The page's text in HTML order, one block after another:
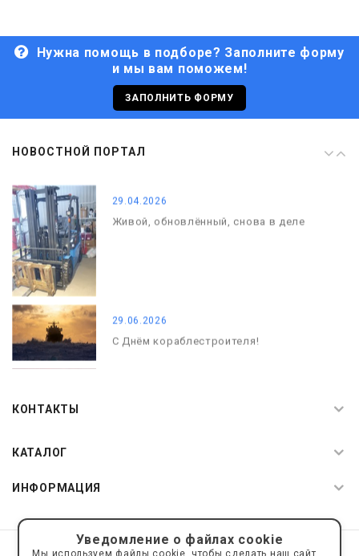
Нужна помощь в подборе? Заполните форму
и мы вам поможем!
ЗАПОЛНИТЬ ФОРМУ
НОВОСТНОЙ ПОРТАЛ
29.06.2026
С Днём кораблестроителя!
С Днём Победы. Память, которая с
29.04.2026
Живой, обновлённый, снова в деле
29.06.2026
С Днём кораблестроителя!
КОНТАКТЫ
КАТАЛОГ
ИНФОРМАЦИЯ
© 2019—2026 Интернет пространство АкваРос sale@a-ros.ru
Уведомление о файлах cookie
Мы используем файлы cookie, чтобы сделать наш сайт